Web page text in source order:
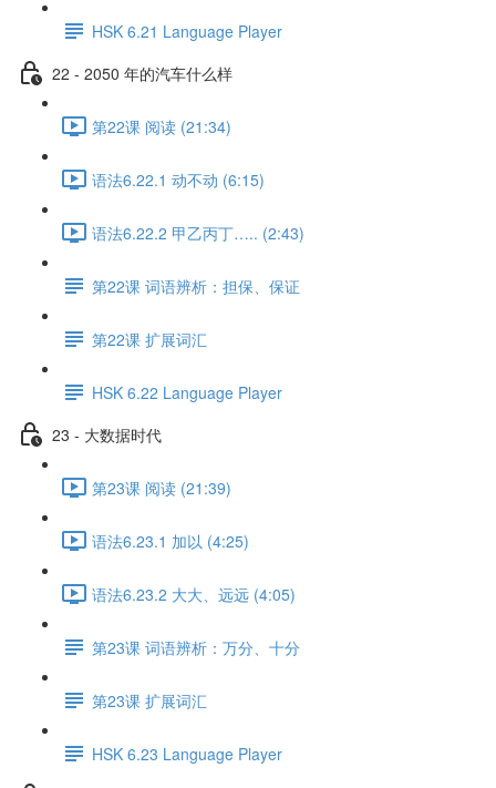
HSK 6.21 Language Player
22 - 2050 年的汽车什么样
第22课 阅读 (21:34)
语法6.22.1 动不动 (6:15)
语法6.22.2 甲乙丙丁….. (2:43)
第22课 词语辨析：担保、保证
第22课 扩展词汇
HSK 6.22 Language Player
23 - 大数据时代
第23课 阅读 (21:39)
语法6.23.1 加以 (4:25)
语法6.23.2 大大、远远 (4:05)
第23课 词语辨析：万分、十分
第23课 扩展词汇
HSK 6.23 Language Player